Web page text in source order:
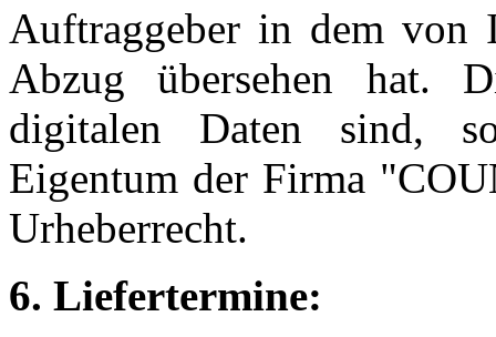
Auftraggeber in dem von
Abzug übersehen hat.
digitalen Daten sind,
Eigentum der Firma
Urheberrecht.
6. Liefertermine: